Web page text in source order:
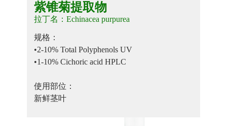
紫锥菊提取物
拉丁名：Echinacea purpurea
规格：
•2-10% Total Polyphenols UV
•1-10% Cichoric acid HPLC
使用部位：
新鲜茎叶